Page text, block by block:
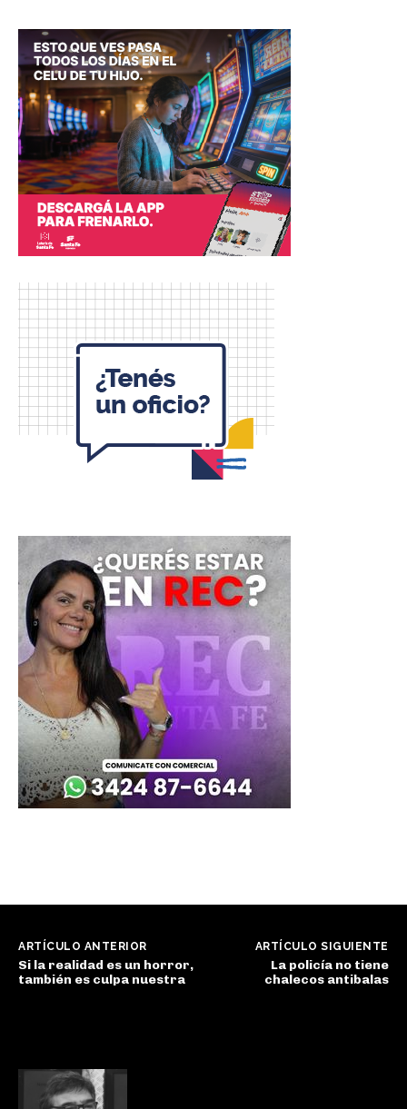
ARTÍCULO ANTERIOR
Si la realidad es un horror,
también es culpa nuestra
ARTÍCULO SIGUIENTE
La policía no tiene
chalecos antibalas